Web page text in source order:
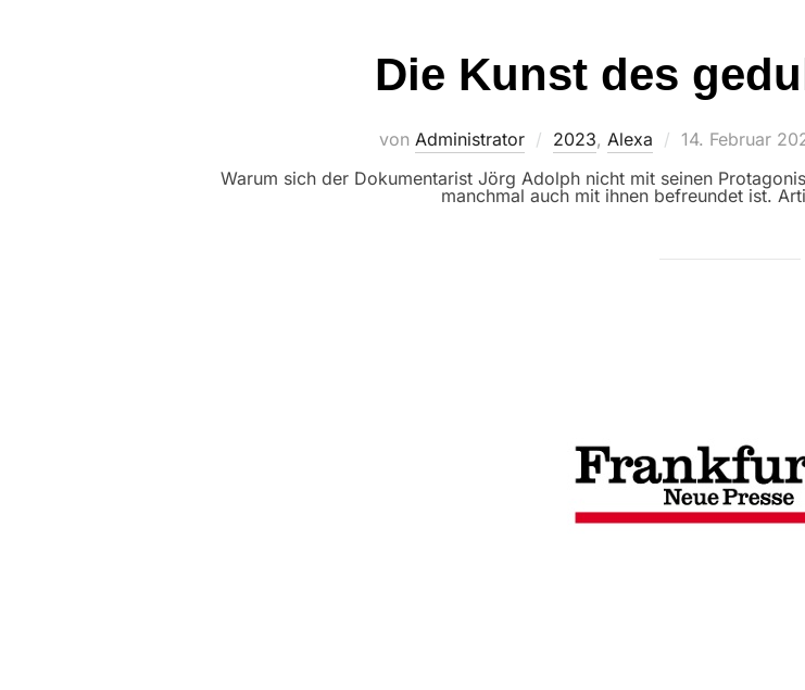
Die Kunst des
von Administrator 2023, Alexa
Veröffentlicht
14. Februar
Warum sich der Dokumentarist Jörg Adolph nicht mit seinen
manchmal auch mit ihnen befreundet ist.